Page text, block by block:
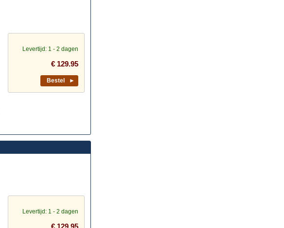
Levertijd: 1 - 2 dagen
€ 129.95
Bestel ►
Levertijd: 1 - 2 dagen
€ 129.95